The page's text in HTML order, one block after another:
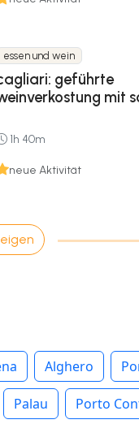
essen und wein
geführte
mit
1h 40m
neue Aktivität
Alghero
Palau Porto